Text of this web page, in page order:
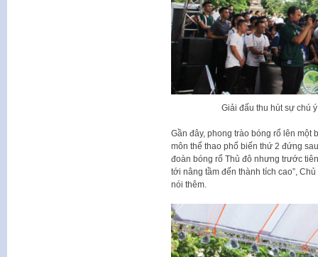
Giải đấu thu hút sự chú
Gần đây, phong trào bóng rổ lên một
môn thể thao phổ biến thứ 2 đứng
đoàn bóng rổ Thủ đô nhưng trước
tới nâng tầm đến thành tích cao”,
nói thêm.